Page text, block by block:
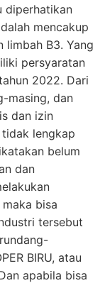
diperhatikan
mencakup
limbah B3. Yang
persyaratan
2022. Dari
masing, dan
dan izin
lengkap
belum
dan
bisa
tersebut
BIRU, atau
apabila bisa